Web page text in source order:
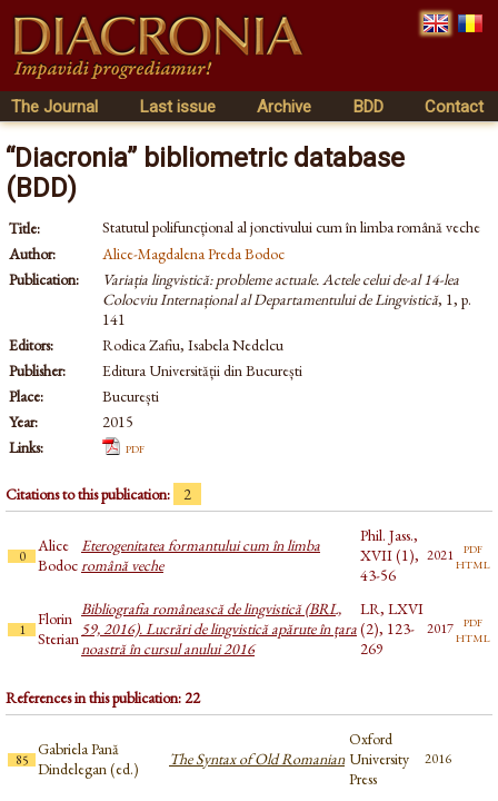
The Journal Last issue Archive BDD Contact
“Diacronia” bibliometric database
(BDD)
Title:
Statutul polifuncțional al jonctivului cum în limba română veche
Author:
Alice-Magdalena Preda Bodoc
Publication:
Variația lingvistică: probleme actuale. Actele celui de-al 14-lea
Colocviu Internațional al Departamentului de Lingvistică, 1, p.
141
Editors:
Rodica Zafiu, Isabela Nedelcu
Publisher:
Editura Universității din București
Place:
București
Year:
2015
Links:
pdf
Citations to this publication: 2
0
Alice
Bodoc
Eterogenitatea formantului cum în limba
română veche
Phil. Jass.,
XVII (1),
43-56
2021 pdf
html
1
Florin
Sterian
Bibliografia românească de lingvistică (BRL,
59, 2016). Lucrări de lingvistică apărute în țara
noastră în cursul anului 2016
LR, LXVI
(2), 123-
269
2017 pdf
html
References in this publication: 22
85
Gabriela Pană
Dindelegan (ed.)
The Syntax of Old Romanian
Oxford
University
Press
2016